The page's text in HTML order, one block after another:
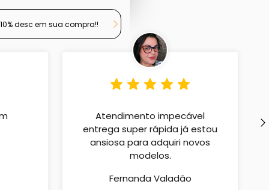
desc em sua compra!!
Atendimento impecável
entrega super rápida já estou
ansiosa para adquiri novos
modelos.
Fernanda Valadão